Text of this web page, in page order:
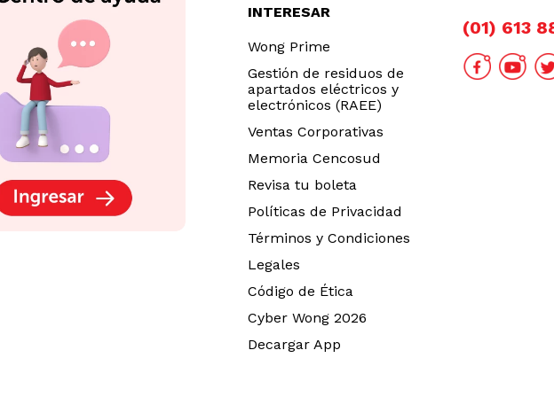
INTERESAR
Wong Prime
Gestión de residuos de
apartados eléctricos y
electrónicos (RAEE)
Ventas Corporativas
Memoria Cencosud
Revisa tu boleta
Políticas de Privacidad
Términos y Condiciones
Legales
Código de Ética
Cyber Wong 2026
Decargar App
(01) 613